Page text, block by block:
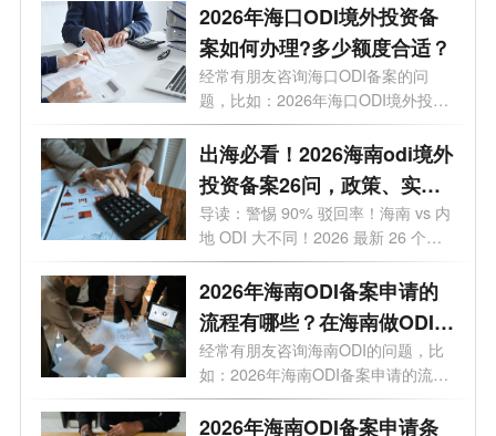
2026年海口ODI境外投资备
案如何办理?多少额度合适？
经常有朋友咨询海口ODI备案的问
题，比如：2026年海口ODI境外投资
备案如何办...
出海必看！2026海南odi境外
投资备案26问，政策、实
操、避坑全覆盖
导读：警惕 90% 驳回率！海南 vs 内
地 ODI 大不同！2026 最新 26 个高
频问题，专...
2026年海南ODI备案申请的
流程有哪些？在海南做ODI备
案通过几率高吗？
经常有朋友咨询海南ODI的问题，比
如：2026年海南ODI备案申请的流程
有哪些？...
2026年海南ODI备案申请条